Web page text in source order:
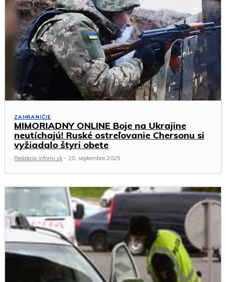
ZAHRANIČIE
MIMORIADNY ONLINE Boje na Ukrajine
neutíchajú! Ruské ostreľovanie Chersonu si
vyžiadalo štyri obete
Redakcia Infomi.sk - 20. septembra 2025